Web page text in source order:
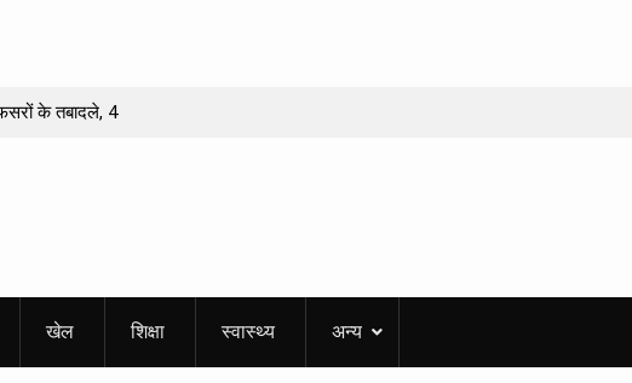
के तबादले, 4
को मिलेगा
तीलू रौतेली
खेल शिक्षा स्वास्थ्य अन्य